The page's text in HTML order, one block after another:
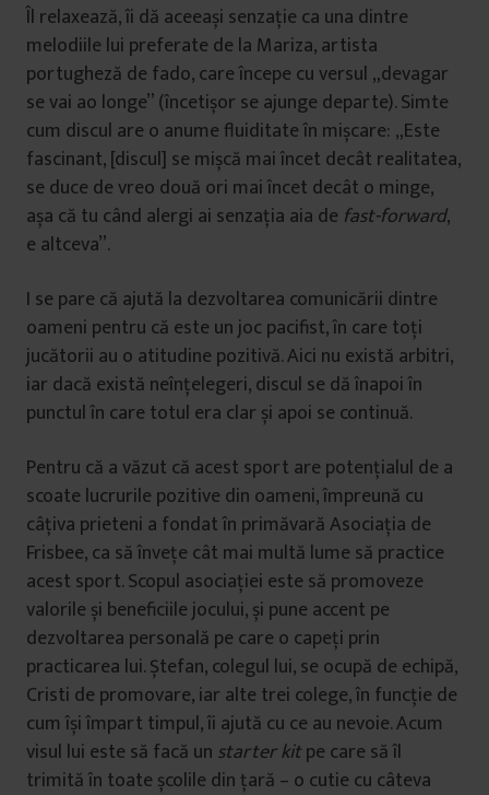
Îl relaxează, îi dă aceeași senzație ca una dintre
melodiile lui preferate de la Mariza, artista
portugheză de fado, care începe cu versul „devagar
se vai ao longe” (încetișor se ajunge departe). Simte
cum discul are o anume fluiditate în mișcare: „Este
fascinant, [discul] se mișcă mai încet decât realitatea,
se duce de vreo două ori mai încet decât o minge,
așa că tu când alergi ai senzația aia de fast-forward,
e altceva”.
I se pare că ajută la dezvoltarea comunicării dintre
oameni pentru că este un joc pacifist, în care toți
jucătorii au o atitudine pozitivă. Aici nu există arbitri,
iar dacă există neînțelegeri, discul se dă înapoi în
punctul în care totul era clar și apoi se continuă.
Pentru că a văzut că acest sport are potențialul de a
scoate lucrurile pozitive din oameni, împreună cu
câțiva prieteni a fondat în primăvară Asociația de
Frisbee, ca să învețe cât mai multă lume să practice
acest sport. Scopul asociației este să promoveze
valorile și beneficiile jocului, și pune accent pe
dezvoltarea personală pe care o capeți prin
practicarea lui. Ștefan, colegul lui, se ocupă de echipă,
Cristi de promovare, iar alte trei colege, în funcție de
cum își împart timpul, îi ajută cu ce au nevoie. Acum
visul lui este să facă un starter kitpe care să îl
trimită în toate școlile din țară – o cutie cu câteva